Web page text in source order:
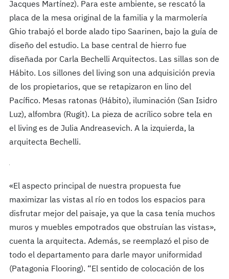
Jacques Martínez). Para este ambiente, se rescató la
placa de la mesa original de la familia y la marmolería
Ghio trabajó el borde alado tipo Saarinen, bajo la guía de
diseño del estudio. La base central de hierro fue
diseñada por Carla Bechelli Arquitectos. Las sillas son de
Hábito. Los sillones del living son una adquisición previa
de los propietarios, que se retapizaron en lino del
Pacífico. Mesas ratonas (Hábito), iluminación (San Isidro
Luz), alfombra (Rugit). La pieza de acrílico sobre tela en
el living es de Julia Andreasevich. A la izquierda, la
arquitecta Bechelli.
«El aspecto principal de nuestra propuesta fue
maximizar las vistas al río en todos los espacios para
disfrutar mejor del paisaje, ya que la casa tenía muchos
muros y muebles empotrados que obstruían las vistas»,
cuenta la arquitecta. Además, se reemplazó el piso de
todo el departamento para darle mayor uniformidad
(Patagonia Flooring). “El sentido de colocación de los